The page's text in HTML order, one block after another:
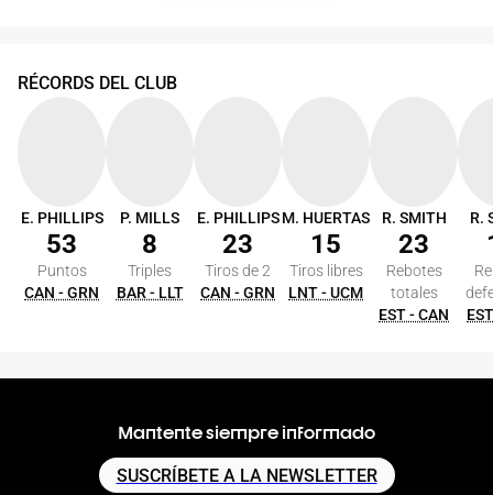
RÉCORDS DEL CLUB
E. PHILLIPS
53
Puntos
CAN - GRN
P. MILLS
8
Triples
BAR - LLT
E. PHILLIPS
23
Tiros de 2
CAN - GRN
M. HUERTAS
15
Tiros libres
LNT - UCM
R. SMITH
23
Rebotes
totales
EST - CAN
R.
Mantente siempre informado
SUSCRÍBETE A LA NEWSLETTER